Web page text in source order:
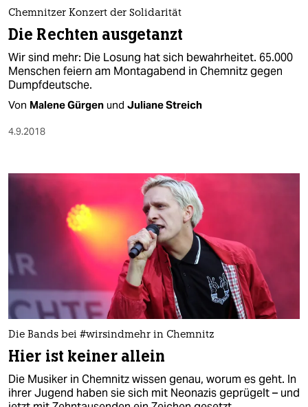
Chemnitzer Konzert der Solidarität
Die Rechten ausgetanzt
Wir sind mehr: Die Losung hat sich bewahrheitet. 65.000
Menschen feiern am Montagabend in Chemnitz gegen
Dumpfdeutsche.
Von Malene Gürgen und Juliane Streich
4.9.2018
Die Bands bei #wirsindmehr in Chemnitz
Hier ist keiner allein
Die Musiker in Chemnitz wissen genau, worum es geht. In
ihrer Jugend haben sie sich mit Neonazis geprügelt – und